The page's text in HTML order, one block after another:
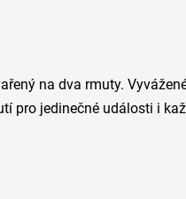
na dva rmuty.
pro jedinečné události i